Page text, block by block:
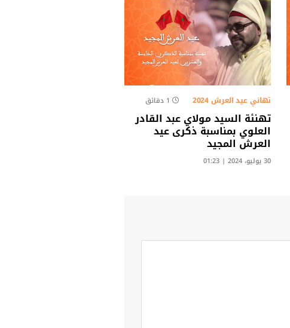
تهاني عيد العرش 2024 1 دقائق
تهنئة السيد مولاي عبد القادر
العلوي بمناسبة ذكرى عيد
العرش المجيد
30 يوليو، 2024 | 01:23